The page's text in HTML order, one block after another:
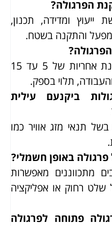
הפרגולה?
ייעוץ ומדידה, תכנון,
והתקנה בשטח.
כן, ברוב המקרים ניתנת אחריות של 5 עד 15
תלוי בספק.
ביקנעם עילית
בשל תנאי מזג אוויר כמו
באופן חשמלי?
מתכווננים מאפשרות
רחוק או אפליקציה
פתוחה לפרגולה